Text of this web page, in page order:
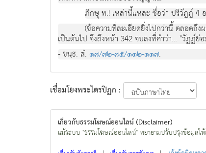
ภิกษุ ท.! เหลานี้แหละ ชื่อวา ปริวัฏฏ 4
(ขอความที่ละเอียดยิ่งไปกวานี้ ตลอดถึง
เปนตนไป จึงถึงหนา 342 จบลงที่คําวา… "วัฏฏ
- ขนฺธ. สํ. ๑๗/๗๒-๗๕/๑๑๒-๑๑๗.
เชื่อมโยงพระไตรปิฏก :
เกี่ยวกับธรรมโฆษณ์ออนไลน์ (Disclaimer)
แม้ระบบ "ธรรมโฆษณ์ออนไลน์" พยายามปรับปรุงข้อมูล